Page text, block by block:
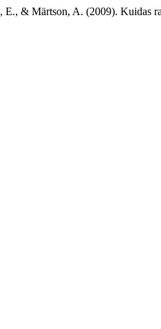
E., & Märtson, A. (2009). Kuidas